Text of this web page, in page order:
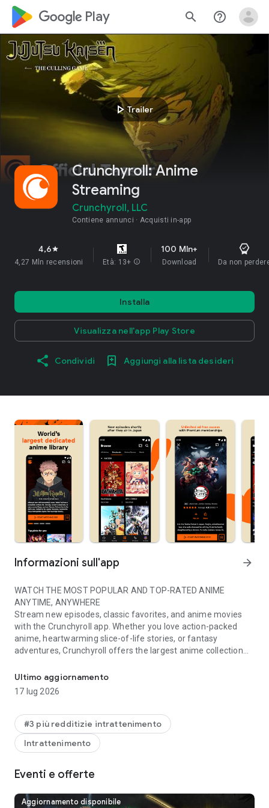
google_logo Play search help_outline
play_arrowTrailer
Crunchyroll: Anime
Streaming
Crunchyroll, LLC
Contiene annunci Acquisti in-app
4,6star
4,27 Mln recensioni Età: 13+ info
100 Mln+
Download Da non
Installa
Visualizza nell'app Play Store
Condividi Aggiungi alla lista desideri
Informazioni sull'app arrow_forward
WATCH THE MOST POPULAR AND TOP-RATED ANIME
ANYTIME, ANYWHERE
Stream new episodes, classic favorites, and anime movies
with the Crunchyroll app. Whether you love action-packed
anime, heartwarming slice-of-life stories, or fantasy
adventures, Crunchyroll offers the largest anime collection
movies available on your favorite device. Watch anime ad-
free and in high quality—all in one place.
Get access to thousands of music videos, concert exclusives,
and special performances from top artists worldwide. Watch
unique behind-the-scenes footage, live performances, and
J-pop sensations to your screen.
APP FEATURES
Ultimo aggiornamento
17 lug 2026
#3 più redditizie intrattenimento
Intrattenimento
Eventi e offerte
Aggiornamento disponibile